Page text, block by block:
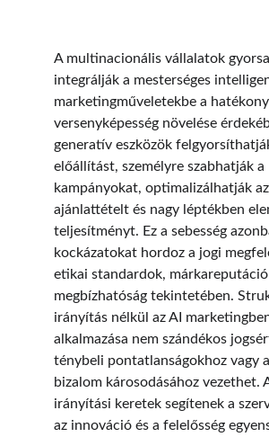
A multinacionális vállalatok
integrálják a mesterséges
marketingműveletekbe a
versenyképesség növelése
generatív eszközök
előállítást, személyre szabhatják a
kampányokat, optimalizálhatják az
ajánlattételt és nagy léptékben
teljesítményt. Ez a sebesség
kockázatokat hordoz a jogi
etikai standardok,
megbízhatóság tekintetében.
irányítás nélkül az AI
alkalmazása nem szándékos
ténybeli pontatlanságokhoz vagy
bizalom károsodásához vezethet.
irányítási keretek segítenek a
az innováció és a felelősség